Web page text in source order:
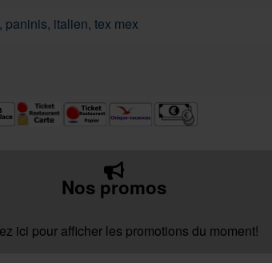
italien, tex mex
Nos promos
ici pour afficher les promotions du moment!